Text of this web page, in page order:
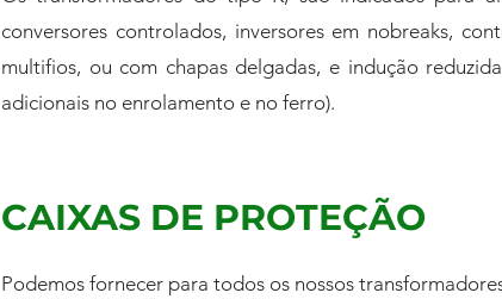
conversores controlados, inversores em nobreaks,
multifios, ou com chapas delgadas, e indução
adicionais no enrolamento e no ferro).
CAIXAS DE PROTEÇÃO
Podemos fornecer para todos os nossos